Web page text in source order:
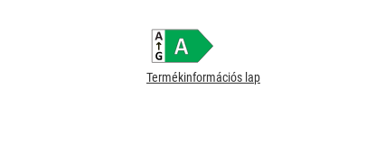
Termékinformációs lap